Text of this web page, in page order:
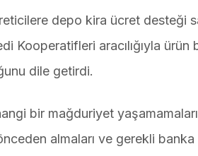
depo kira ücret desteği
Kooperatifleri aracılığıyla
dile getirdi.
bir mağduriyet
almaları ve gerekli